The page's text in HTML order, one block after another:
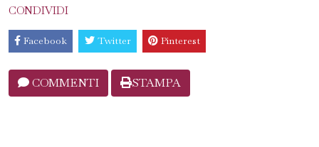
CONDIVIDI
Facebook Twitter Pinterest
COMMENTI STAMPA